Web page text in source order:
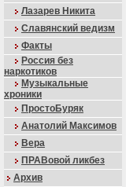
Лазарев Никита
Славянский ведизм
Факты
Россия без
наркотиков
Музыкальные
хроники
ПростоБуряк
Анатолий Максимов
Вера
ПРАВовой ликбез
Архив